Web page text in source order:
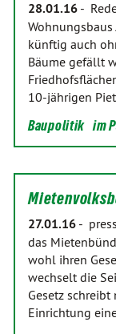
28.01.16 -
künftig auch
Bäume gefällt
10-jährigen
Baupolitik im
27.01.16 -
das
wohl ihren
wechselt die
Gesetz
Einrichtung